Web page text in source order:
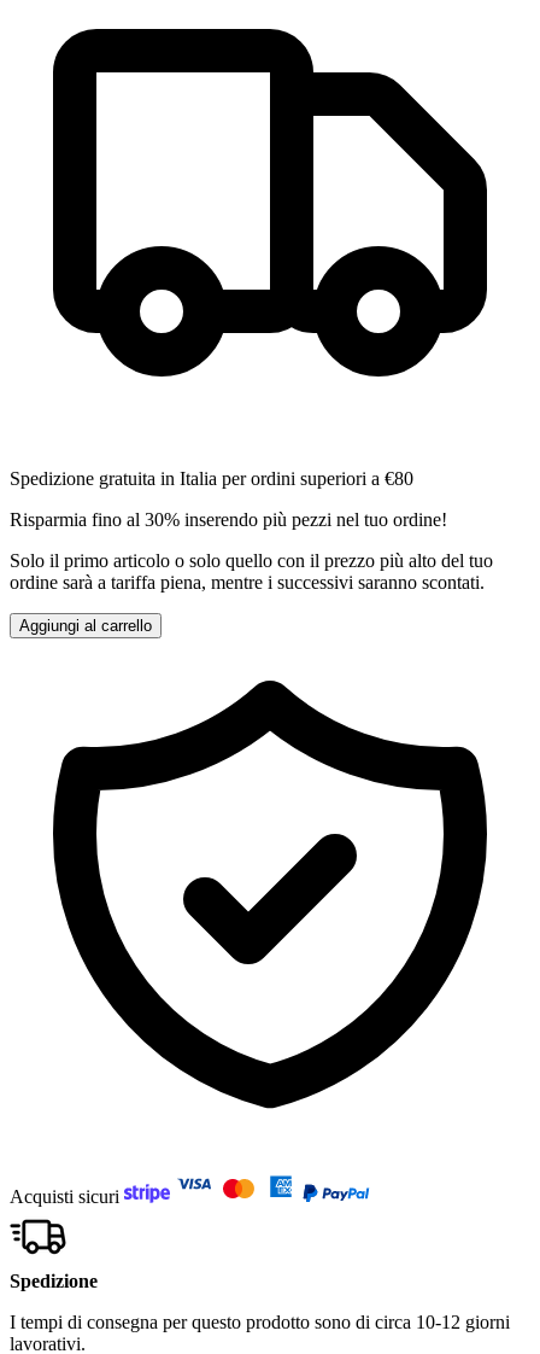
Spedizione gratuita in Italia per ordini superiori a €80
Risparmia fino al 30% inserendo più pezzi nel tuo ordine!
Solo il primo articolo o solo quello con il prezzo più alto del tuo
ordine sarà a tariffa piena, mentre i successivi saranno scontati.
Aggiungi al carrello
Acquisti sicuri
Spedizione
I tempi di consegna per questo prodotto sono di circa 10-12 giorni
lavorativi.